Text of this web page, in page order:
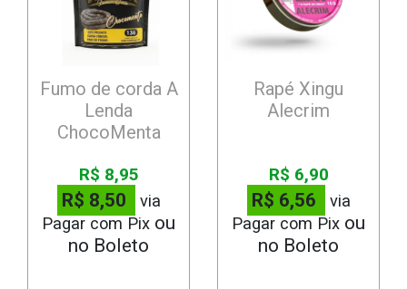
Fumo de corda A
Lenda
ChocoMenta
R$ 8,95
R$ 8,50
via
Pagar com Pix
Rapé Xingu
Alecrim
R$ 6,90
R$ 6,56
via
Pagar com Pix